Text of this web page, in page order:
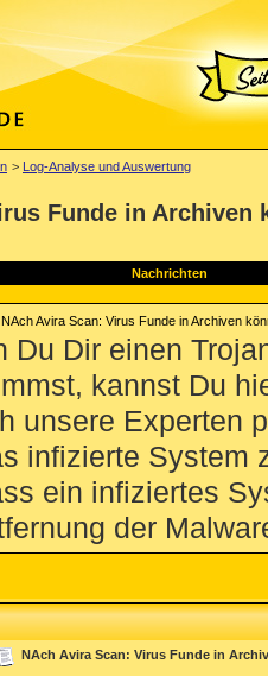
> Log-Analyse und Auswertung
Funde in Archiven
Nachrichten
NAch Avira Scan: Virus Funde in Archiven
Du Dir einen
kannst Du
unsere Experten
infizierte System
ein infiziertes
der
NAch Avira Scan: Virus Funde in